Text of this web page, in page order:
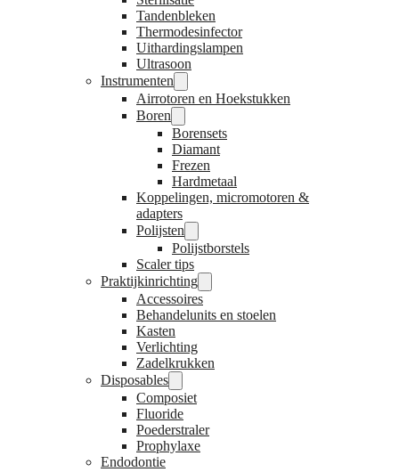
Tandenbleken
Thermodesinfector
Uithardingslampen
Ultrasoon
Instrumenten
Airrotoren en Hoekstukken
Boren
Borensets
Diamant
Frezen
Hardmetaal
Koppelingen, micromotoren &
adapters
Polijsten
Polijstborstels
Scaler tips
Praktijkinrichting
Accessoires
Behandelunits en stoelen
Kasten
Verlichting
Zadelkrukken
Disposables
Composiet
Fluoride
Poederstraler
Prophylaxe
Endodontie